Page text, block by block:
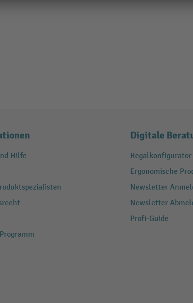
Hilfe
Digitale
Regalkonfigurator
Ergonomische
Newsletter
Newsletter
Profi-Guide